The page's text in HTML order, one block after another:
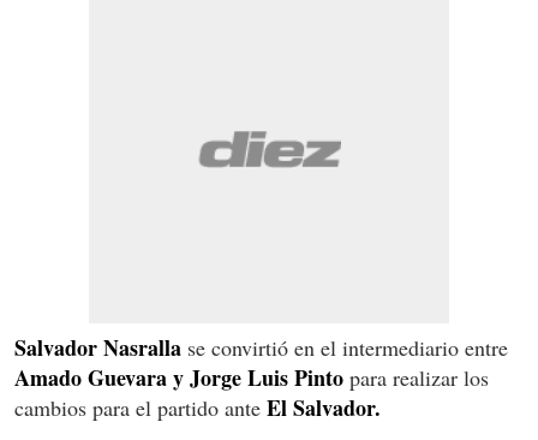
Salvador Nasralla se convirtió en el intermediario entre
Amado Guevara y Jorge Luis Pinto para realizar los
cambios para el partido ante El Salvador.